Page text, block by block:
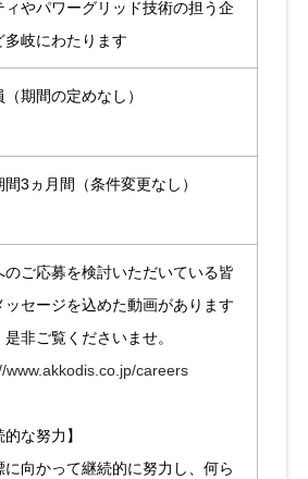
ィやパワーグリッド技術の担う企
多岐にわたります
期間の定めなし）
間3ヵ月間（条件変更なし）
のご応募を検討いただいている皆
ッセージを込めた動画があります
是非ご覧くださいませ。
www.akkodis.co.jp/careers
的な努力】
に向かって継続的に努力し、何ら